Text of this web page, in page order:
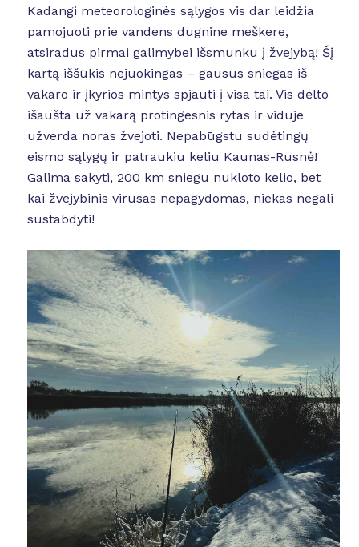
Kadangi meteorologinės sąlygos vis dar leidžia
pamojuoti prie vandens dugnine meškere,
atsiradus pirmai galimybei išsmunku į žvejybą! Šį
kartą iššūkis nejuokingas – gausus sniegas iš
vakaro ir įkyrios mintys spjauti į visa tai. Vis dėlto
išaušta už vakarą protingesnis rytas ir viduje
užverda noras žvejoti. Nepabūgstu sudėtingų
eismo sąlygų ir patraukiu keliu Kaunas-Rusnė!
Galima sakyti, 200 km sniegu nukloto kelio, bet
kai žvejybinis virusas nepagydomas, niekas negali
sustabdyti!